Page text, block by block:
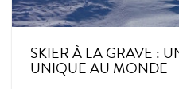
SKIER À LA GRAVE :
UNIQUE AU MONDE